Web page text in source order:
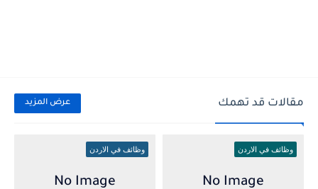
مقالات قد تهمك عرض المزيد
وظائف في الاردن وظائف في الاردن